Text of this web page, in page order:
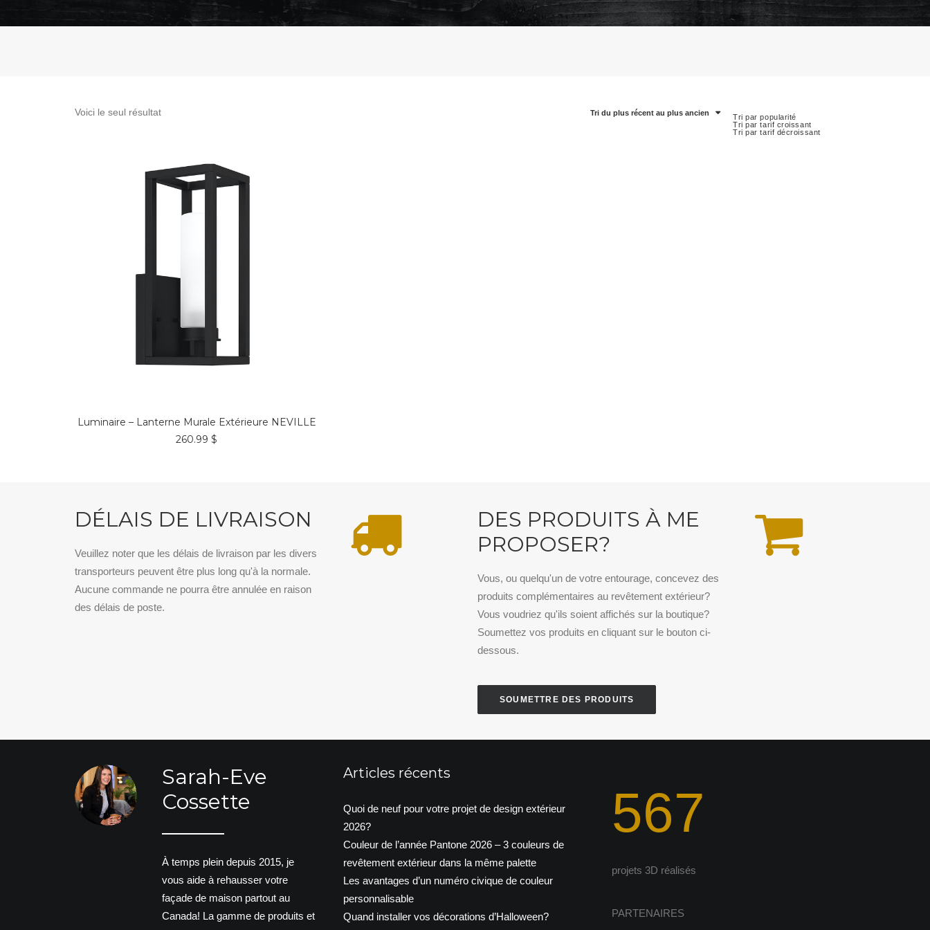
Voici le seul résultat Tri du plus récent au plus ancien
Tri par popularité
Tri par tarif croissant
Tri par tarif décroissant
Luminaire – Lanterne Murale Extérieure NEVILLE
260.99 $
DÉLAIS DE LIVRAISON
Veuillez noter que les délais de livraison par les divers
transporteurs peuvent être plus long qu'à la normale.
Aucune commande ne pourra être annulée en raison
des délais de poste.
DES PRODUITS À ME
PROPOSER?
Vous, ou quelqu'un de votre entourage, concevez des
produits complémentaires au revêtement extérieur?
Vous voudriez qu'ils soient affichés sur la boutique?
Soumettez vos produits en cliquant sur le bouton ci-
dessous.
SOUMETTRE DES PRODUITS
Sarah-Eve
Cossette
À temps plein depuis 2015, je
vous aide à rehausser votre
façade de maison partout au
Canada! La gamme de produits et
Articles récents
Quoi de neuf pour votre projet de design extérieur
2026?
Couleur de l’année Pantone 2026 – 3 couleurs de
revêtement extérieur dans la même palette
Les avantages d’un numéro civique de couleur
personnalisable
Quand installer vos décorations d’Halloween?
567
projets 3D réalisés
PARTENAIRES